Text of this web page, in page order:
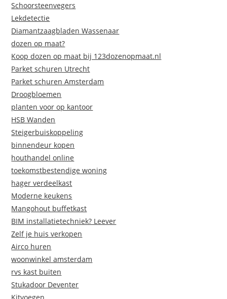
Schoorsteenvegers
Lekdetectie
Diamantzaagbladen Wassenaar
dozen op maat?
Koop dozen op maat bij 123dozenopmaat.nl
Parket schuren Utrecht
Parket schuren Amsterdam
Droogbloemen
planten voor op kantoor
HSB Wanden
Steigerbuiskoppeling
binnendeur kopen
houthandel online
toekomstbestendige woning
hager verdeelkast
Moderne keukens
Mangohout buffetkast
BIM installatietechniek? Leever
Zelf je huis verkopen
Airco huren
woonwinkel amsterdam
rvs kast buiten
Stukadoor Deventer